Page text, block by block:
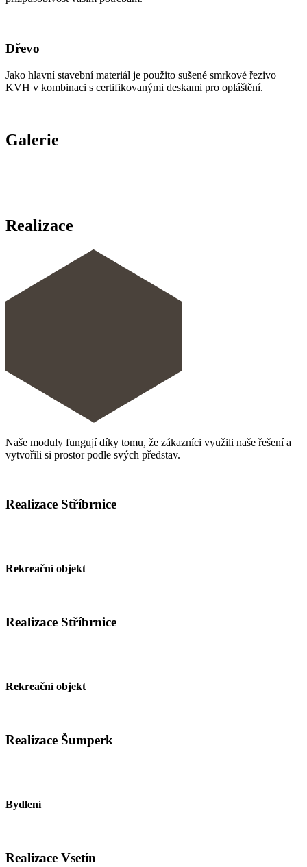
Dřevo
Jako hlavní stavební materiál je použito sušené smrkové řezivo
KVH v kombinaci s certifikovanými deskami pro opláštění.
Galerie
Realizace
Naše moduly fungují díky tomu, že zákazníci využili naše řešení a
vytvořili si prostor podle svých představ.
Realizace Stříbrnice
Rekreační objekt
Realizace Stříbrnice
Rekreační objekt
Realizace Šumperk
Bydlení
Realizace Vsetín